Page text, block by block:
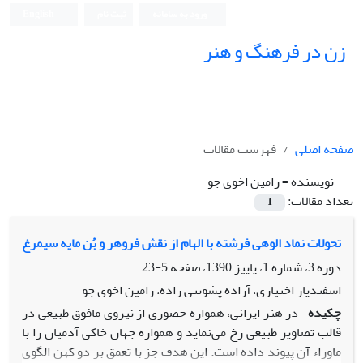
زن در فرهنگ و هنر
صفحه اصلی
فهرست مقالات
نویسنده =رامین اخوی جو
تعداد مقالات:
1
تحولات نماد الوهی فرشته با الهام از نقش فروهر و بُن مایه سیمرغ
دوره 3، شماره 1، پاییز 1390، صفحه
5-23
اسفندیار اختیاری، آزاده پشوتنی زاده، رامین اخوی جو
چکیده در هنر ایرانی، همواره حضوری از نیروی مافوق طبیعی در
قالب تصاویر طبیعی رخ می‌نماید و همواره جهان خاکی آدمیان را با
ماوراء آن پیوند داده است. این هدف جز با تعمق بر دو کهن الگوی